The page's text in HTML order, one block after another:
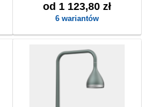
od 1 123,80 zł
6 wariantów